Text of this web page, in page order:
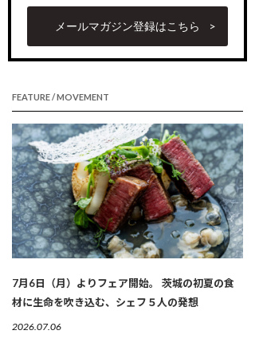
メールマガジン登録はこちら
FEATURE / MOVEMENT
7月6日（月）よりフェア開始。 茨城の初夏の食
材に生命を吹き込む、シェフ５人の発想
2026.07.06